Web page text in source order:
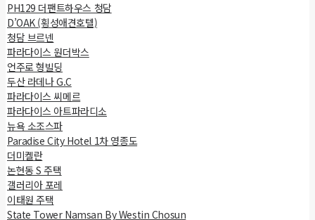
PH129 더팬트하우스 청담
D’OAK (횡성애견호텔)
청담 브르넨
파라다이스 원더박스
언주로 형빌딩
두산 라데나 G.C
파라다이스 씨메르
파라다이스 아트파라디소
뉴욕 소조스파
Paradise City Hotel 1차 영종도
더미켈란
논현동 S 주택
갤러리아 포레
이태원 주택
State Tower Namsan By Westin Chosun